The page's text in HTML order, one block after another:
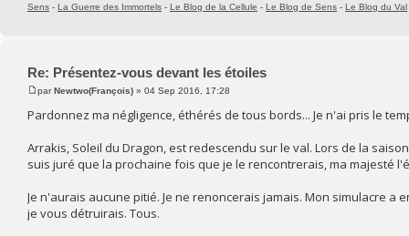
Sens - La Guerre des Immortels - Le Blog de la Cellule - Le Blog de Sens - Le Blog du Val
Re: Présentez-vous devant les étoiles
parNewtwo(François) » 04 Sep 2016, 17:28
Pardonnez ma négligence, éthérés de tous bords... Je n'ai pris le
Arrakis, Soleil du Dragon, est redescendu sur le val. Lors de la
suis juré que la prochaine fois que je le rencontrerais, ma majesté
Je n'aurais aucune pitié. Je ne renoncerais jamais. Mon simulacre
je vous détruirais. Tous.